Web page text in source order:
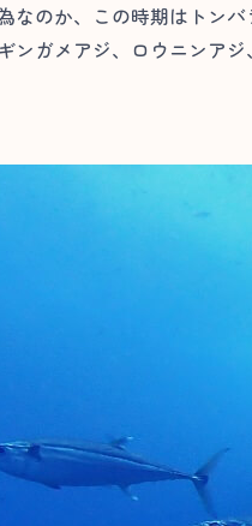
なのか、この時期はトン
ンガメアジ、ロウニンア